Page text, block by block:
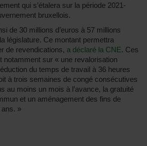
qui s’étalera sur la période 2021-
bruxellois.
de 30 millions d’euros à 57 millions
législature. Ce montant permettra
de revendications, a déclaré la CNE. Ces
notamment sur « une revalorisation
du temps de travail à 36 heures
à trois semaines de congé consécutives
au moins un mois à l’avance, la gratuité
et un aménagement des fins de
ans. »